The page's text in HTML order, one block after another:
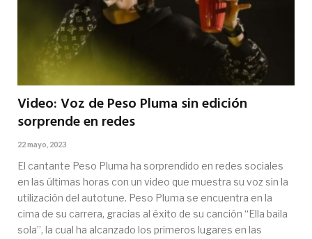
Video: Voz de Peso Pluma sin edición
sorprende en redes
22 mayo, 2023
El cantante Peso Pluma ha sorprendido en redes sociales
en las últimas horas con un video que muestra su voz sin la
utilización del autotune. Peso Pluma se encuentra en la
cima de su carrera, gracias al éxito de su canción “Ella baila
sola”, la cual ha alcanzado los primeros lugares en las